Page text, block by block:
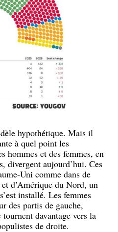
hypothétique. Mais il
à quel point les
hommes et des femmes, en
divergent aujourd’hui. Ces
Uni comme dans de
d’Amérique du Nord, un
installé. Les femmes
des partis de gauche,
davantage vers la
de droite.